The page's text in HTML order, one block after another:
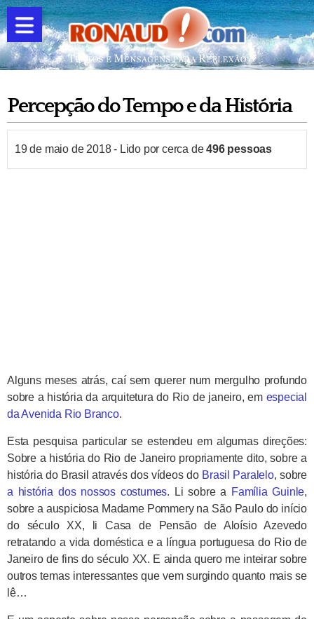
Percepção do Tempo e da História
19 de maio de 2018- Lido por cerca de496pessoas
Alguns meses atrás, caí sem querer num mergulho profundo
sobre a história da arquitetura do Rio de janeiro, em especial
da Avenida Rio Branco.
Esta pesquisa particular se estendeu em algumas direções:
Sobre a história do Rio de Janeiro propriamente dito, sobre a
história do Brasil através dos vídeos do Brasil Paralelo, sobre
a história dos nossos costumes. Li sobre a Família Guinle,
sobre a auspiciosa Madame Pommery na São Paulo do início
do século XX, li Casa de Pensão de Aloísio Azevedo
retratando a vida doméstica e a língua portuguesa do Rio de
Janeiro de fins do século XX. E ainda quero me inteirar sobre
outros temas interessantes que vem surgindo quanto mais se
lê…